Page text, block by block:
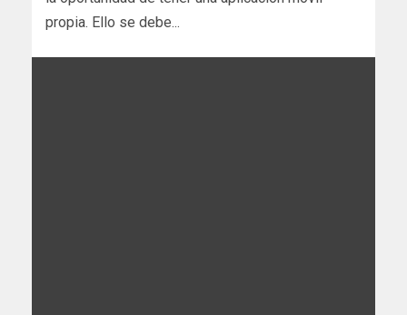
propia. Ello se debe...